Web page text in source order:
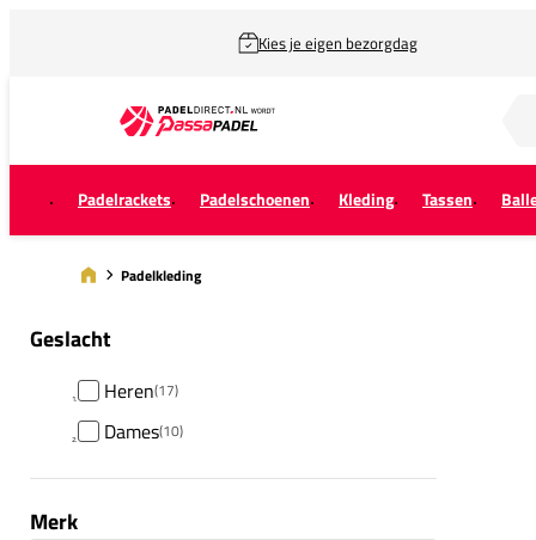
Kies je eigen bezorgdag
Padelrackets Padelschoenen Kleding Tassen
Padelkleding
Geslacht
Heren(17)
Dames(10)
Merk